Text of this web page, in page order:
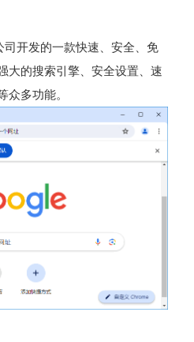
司开发的一款快速、安全、免
大的搜索引擎、安全设置、速
众多功能。